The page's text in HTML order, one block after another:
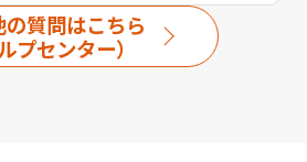
の質問はこちら
プセンター）